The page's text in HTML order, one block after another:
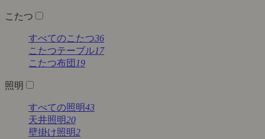
こたつ
すべてのこたつ36
こたつテーブル17
こたつ布団 19
照明
すべての照明43
天井照明20
壁掛け照明2